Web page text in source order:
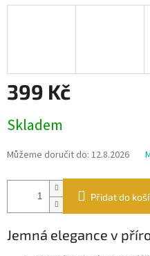
399 Kč
cena:
Skladem
Můžeme doručit do: 12.8.2026
Přidat do
Jemná elegance v